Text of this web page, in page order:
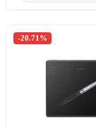
-20.71%